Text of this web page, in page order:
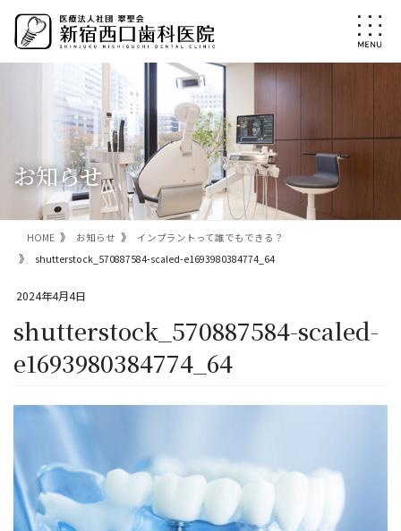
ン
ー
お知らせ
HOME お知らせ
インプラントって誰でもできる？
shutterstock_570887584-scaled-e1693980384774_64
2024年4月4日
shutterstock_570887584-scaled-
e1693980384774_64